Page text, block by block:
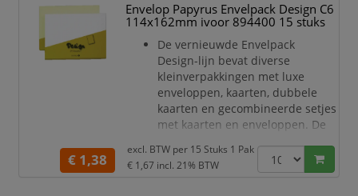
grijze kleur is ideaal voor speciale
gelegenheden en
marketingdoeleinden. Het praktische
C6-forma
Envelop Papyrus Envelpack Design C6
114x162mm ivoor 894400 15 stuks
De vernieuwde Envelpack
Design-lijn bevat diverse
kleinverpakkingen met luxe
enveloppen, kaarten, dubbele
kaarten en gecombineerde setjes
met kaarten en enveloppen. De
leverbaar in de kleuren wit en
ivoor en alle setjes zijn verpakt in
€ 1,38
excl. BTW per 15 Stuks 1 Pak
€ 1,67 incl. 21% BTW